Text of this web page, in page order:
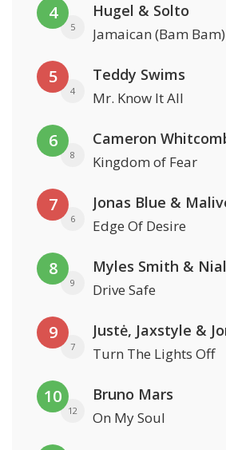
4
5
Hugel & Solto
Jamaican (Bam Bam)
5
4
Teddy Swims
Mr. Know It All
6
8
Cameron
Kingdom of Fear
7
6
Jonas Blue &
Edge Of Desire
8
9
Myles Smith &
Drive Safe
9
7
Justė, Jaxstyle &
Turn The Lights Off
10
12
Bruno Mars
On My Soul